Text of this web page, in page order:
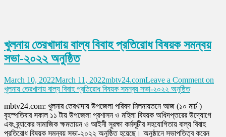
খুলনায় তেরখাদায় বাল্য বিবাহ প্রতিরোধ বিষয়ক সমন্বয়
সভা-২০২২ অনুষ্ঠিত
March 10, 2022March 11, 2022mbtv24.comLeave a Comment on
খুলনায় তেরখাদায় বাল্য বিবাহ প্রতিরোধ বিষয়ক সমন্বয় সভা-২০২২ অনুষ্ঠিত
mbtv24.com: খুলনার তেরখাদায় উপজেলা পরিষদ মিলনায়তনে আজ (১০ মার্চ )
বৃহস্পতিবার সকাল ১১ টায় উপজেলা প্রশাসন ও মহিলা বিষয়ক অধিদপ্তরের উদ্যোগে
এবং ব্র্যাকের সামাজিক ক্ষমতায়ন ও আইনী সুরক্ষা কর্মসূচীর সহযোগিতায় বাল্য বিবাহ
প্রতিরোধ বিষয়ক সমন্বয় সভা-২০২২ অনুষ্ঠিত হয়েছে। অনুষ্ঠানে সভাপতিত্ব করেন